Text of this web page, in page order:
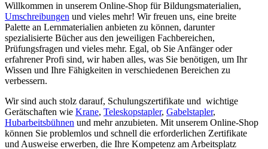
Willkommen in unserem Online-Shop für Bildungsmaterialien,
Umschreibungen und vieles mehr! Wir freuen uns, eine breite
Palette an Lernmaterialien anbieten zu können, darunter
spezialisierte Bücher aus den jeweiligen Fachbereichen,
Prüfungsfragen und vieles mehr. Egal, ob Sie Anfänger oder
erfahrener Profi sind, wir haben alles, was Sie benötigen, um Ihr
Wissen und Ihre Fähigkeiten in verschiedenen Bereichen zu
verbessern.
Wir sind auch stolz darauf, Schulungszertifikate und wichtige
Gerätschaften wie Krane, Teleskopstapler, Gabelstapler,
Hubarbeitsbühnen und mehr anzubieten. Mit unserem Online-Shop
können Sie problemlos und schnell die erforderlichen Zertifikate
und Ausweise erwerben, die Ihre Kompetenz am Arbeitsplatz